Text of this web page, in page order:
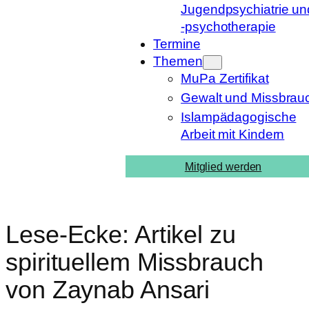
Jugendpsychiatrie
-psychotherapie
Termine
Themen
MuPa Zertifikat
Gewalt und
Islampädagogische
Arbeit mit Kindern
Mitglied werden
Lese-Ecke: Artikel zu
spirituellem Missbrauch
von Zaynab Ansari